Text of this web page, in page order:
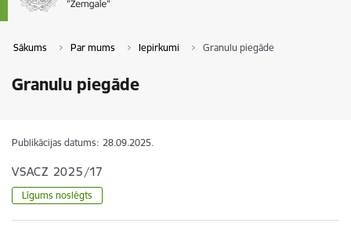
Sākums Par mums Iepirkumi Granulu piegāde
Granulu piegāde
Publikācijas datums: 28.09.2025.
VSACZ 2025/17
Līgums noslēgts